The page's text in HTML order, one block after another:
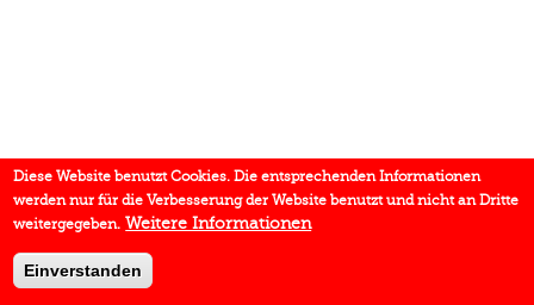
Diese Website benutzt Cookies. Die entsprechenden Informationen
werden nur für die Verbesserung der Website benutzt und nicht an Dritte
weitergegeben. Weitere Informationen
Einverstanden